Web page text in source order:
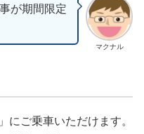
マクナル
が期間限定
にご乗車いただけます。